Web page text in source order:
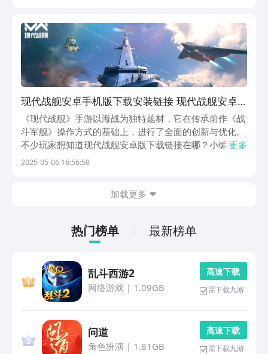
现代战舰安卓手机版下载安装链接 现代战舰安卓
版下载链接推荐
《现代战舰》手游以海战为独特题材，它在传承前作《战
斗军舰》操作方式的基础上，进行了全面的创新与优化。
不少玩家想知道现代战舰安卓版下载链接在哪？小编将为
大家分享。游戏细节愈发逼真，每一艘军舰模型都制作精
更多
2025-05-06 16:56:58
加载更多
热门榜单 最新榜单
乱斗西游2
网络游戏| 1.09GB
高 速 下 载
需下载九游
问道
角色扮演 | 1.81GB
高 速 下 载
需下载九游